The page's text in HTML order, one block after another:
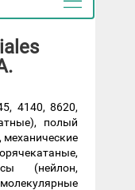
4140, 8620,
полый
механические
(нейлон,